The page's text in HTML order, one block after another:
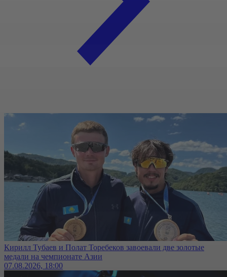
Кирилл Тубаев и Полат Торебеков завоевали две золотые
медали на чемпионате Азии
07.08.2026, 18:00